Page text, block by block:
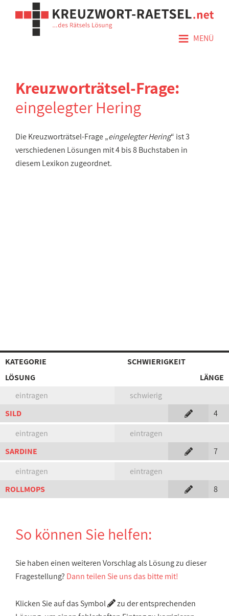
≡ MENÜ
Kreuzworträtsel-Frage:
eingelegter Hering
Die Kreuzworträtsel-Frage „eingelegter Hering“ ist 3
verschiedenen Lösungen mit 4 bis 8 Buchstaben in
diesem Lexikon zugeordnet.
KATEGORIE
SCHWIERIGKEIT
LÖSUNG
LÄNGE
eintragen
schwierig
SILD
4
eintragen
eintragen
SARDINE
7
eintragen
eintragen
ROLLMOPS
8
So können Sie helfen:
Sie haben einen weiteren Vorschlag als Lösung zu dieser
Fragestellung? Dann teilen Sie uns das bitte mit!
Klicken Sie auf das Symbol
zu der entsprechenden